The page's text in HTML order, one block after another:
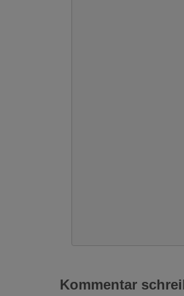
Kommentar